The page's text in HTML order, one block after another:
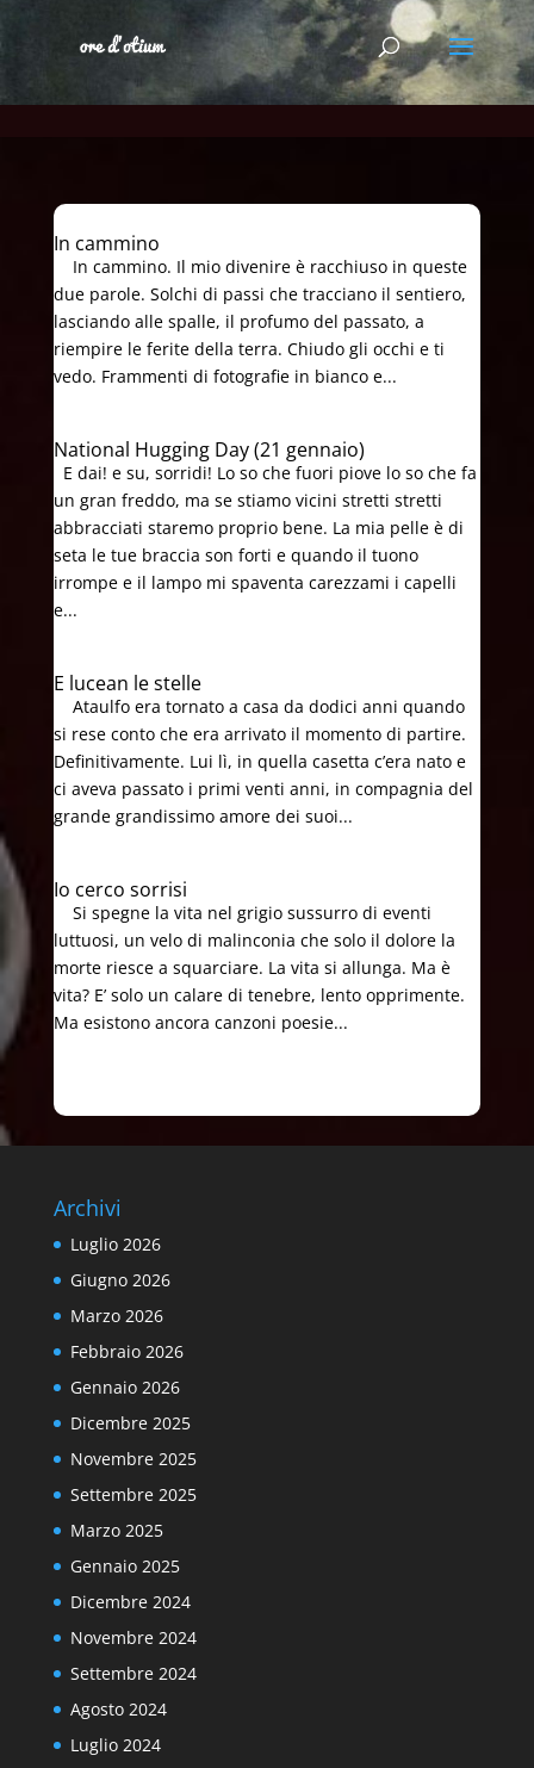
In cammino
In cammino. Il mio divenire è racchiuso in queste
due parole. Solchi di passi che tracciano il sentiero,
lasciando alle spalle, il profumo del passato, a
riempire le ferite della terra. Chiudo gli occhi e ti
vedo. Frammenti di fotografie in bianco e...
National Hugging Day (21 gennaio)
E dai! e su, sorridi! Lo so che fuori piove lo so che fa
un gran freddo, ma se stiamo vicini stretti stretti
abbracciati staremo proprio bene. La mia pelle è di
seta le tue braccia son forti e quando il tuono
irrompe e il lampo mi spaventa carezzami i capelli
e...
E lucean le stelle
Ataulfo era tornato a casa da dodici anni quando
si rese conto che era arrivato il momento di partire.
Definitivamente. Lui lì, in quella casetta c’era nato e
ci aveva passato i primi venti anni, in compagnia del
grande grandissimo amore dei suoi...
Io cerco sorrisi
Si spegne la vita nel grigio sussurro di eventi
luttuosi, un velo di malinconia che solo il dolore la
morte riesce a squarciare. La vita si allunga. Ma è
vita? E’ solo un calare di tenebre, lento opprimente.
Ma esistono ancora canzoni poesie...
Archivi
Luglio 2026
Giugno 2026
Marzo 2026
Febbraio 2026
Gennaio 2026
Dicembre 2025
Novembre 2025
Settembre 2025
Marzo 2025
Gennaio 2025
Dicembre 2024
Novembre 2024
Settembre 2024
Agosto 2024
Luglio 2024